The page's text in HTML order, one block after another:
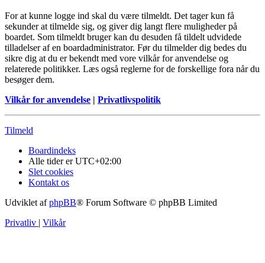
For at kunne logge ind skal du være tilmeldt. Det tager kun få
sekunder at tilmelde sig, og giver dig langt flere muligheder på
boardet. Som tilmeldt bruger kan du desuden få tildelt udvidede
tilladelser af en boardadministrator. Før du tilmelder dig bedes du
sikre dig at du er bekendt med vore vilkår for anvendelse og
relaterede politikker. Læs også reglerne for de forskellige fora når du
besøger dem.
Vilkår for anvendelse | Privatlivspolitik
Tilmeld
Boardindeks
Alle tider erUTC+02:00
Slet cookies
Kontakt os
Udviklet afphpBB® Forum Software © phpBB Limited
Privatliv | Vilkår